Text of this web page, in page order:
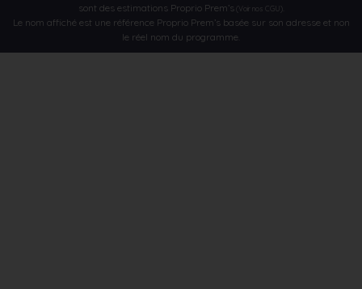
sont des estimations Proprio Prem’s(Voir nos CGU)
Le nom affiché est une référence Proprio Prem’s basée sur son adresse et non
le réel nom du programme.